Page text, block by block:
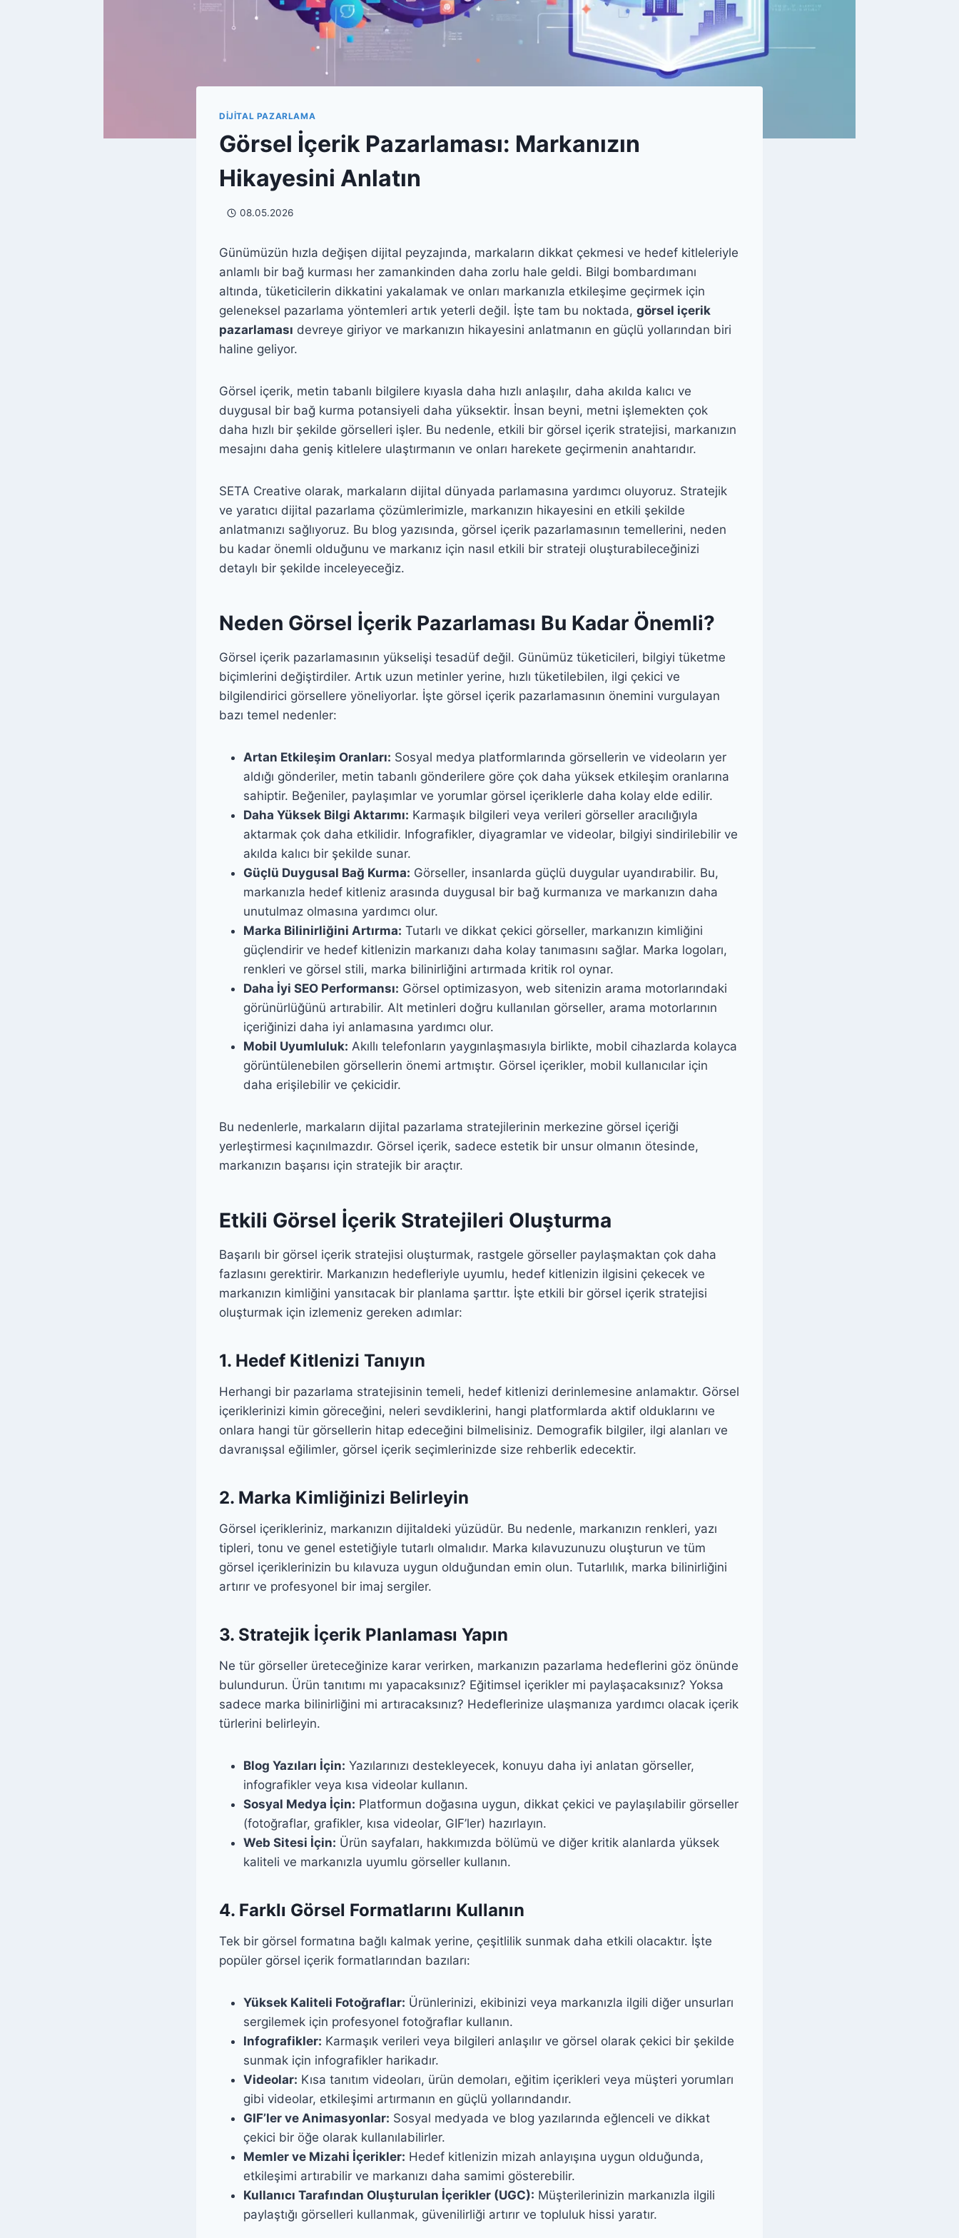
DIJITAL PAZARLAMA
Görsel İçerik Pazarlaması: Markanızın
Hikayesini Anlatın
08.05.2026
Günümüzün hızla değişen dijital peyzajında, markaların dikkat çekmesi ve hedef kitleleriyle
anlamlı bir bağ kurması her zamankinden daha zorlu hale geldi. Bilgi bombardımanı
altında, tüketicilerin dikkatini yakalamak ve onları markanızla etkileşime geçirmek için
geleneksel pazarlama yöntemleri artık yeterli değil. İşte tam bu noktada, görsel içerik
pazarlaması devreye giriyor ve markanızın hikayesini anlatmanın en güçlü yollarından biri
haline geliyor.
Görsel içerik, metin tabanlı bilgilere kıyasla daha hızlı anlaşılır, daha akılda kalıcı ve
duygusal bir bağ kurma potansiyeli daha yüksektir. İnsan beyni, metni işlemekten çok
daha hızlı bir şekilde görselleri işler. Bu nedenle, etkili bir görsel içerik stratejisi, markanızın
mesajını daha geniş kitlelere ulaştırmanın ve onları harekete geçirmenin anahtarıdır.
SETA Creative olarak, markaların dijital dünyada parlamasına yardımcı oluyoruz. Stratejik
ve yaratıcı dijital pazarlama çözümlerimizle, markanızın hikayesini en etkili şekilde
anlatmanızı sağlıyoruz. Bu blog yazısında, görsel içerik pazarlamasının temellerini, neden
bu kadar önemli olduğunu ve markanız için nasıl etkili bir strateji oluşturabileceğinizi
detaylı bir şekilde inceleyeceğiz.
Neden Görsel İçerik Pazarlaması Bu Kadar Önemli?
Görsel içerik pazarlamasının yükselişi tesadüf değil. Günümüz tüketicileri, bilgiyi tüketme
biçimlerini değiştirdiler. Artık uzun metinler yerine, hızlı tüketilebilen, ilgi çekici ve
bilgilendirici görsellere yöneliyorlar. İşte görsel içerik pazarlamasının önemini vurgulayan
bazı temel nedenler:
Artan Etkileşim Oranları: Sosyal medya platformlarında görsellerin ve videoların yer
aldığı gönderiler, metin tabanlı gönderilere göre çok daha yüksek etkileşim oranlarına
sahiptir. Beğeniler, paylaşımlar ve yorumlar görsel içeriklerle daha kolay elde edilir.
Daha Yüksek Bilgi Aktarımı: Karmaşık bilgileri veya verileri görseller aracılığıyla
aktarmak çok daha etkilidir. Infografikler, diyagramlar ve videolar, bilgiyi sindirilebilir ve
akılda kalıcı bir şekilde sunar.
Güçlü Duygusal Bağ Kurma: Görseller, insanlarda güçlü duygular uyandırabilir. Bu,
markanızla hedef kitleniz arasında duygusal bir bağ kurmanıza ve markanızın daha
unutulmaz olmasına yardımcı olur.
Marka Bilinirliğini Artırma: Tutarlı ve dikkat çekici görseller, markanızın kimliğini
güçlendirir ve hedef kitlenizin markanızı daha kolay tanımasını sağlar. Marka logoları,
renkleri ve görsel stili, marka bilinirliğini artırmada kritik rol oynar.
Daha İyi SEO Performansı: Görsel optimizasyon, web sitenizin arama motorlarındaki
görünürlüğünü artırabilir. Alt metinleri doğru kullanılan görseller, arama motorlarının
içeriğinizi daha iyi anlamasına yardımcı olur.
Mobil Uyumluluk: Akıllı telefonların yaygınlaşmasıyla birlikte, mobil cihazlarda kolayca
görüntülenebilen görsellerin önemi artmıştır. Görsel içerikler, mobil kullanıcılar için
daha erişilebilir ve çekicidir.
Bu nedenlerle, markaların dijital pazarlama stratejilerinin merkezine görsel içeriği
yerleştirmesi kaçınılmazdır. Görsel içerik, sadece estetik bir unsur olmanın ötesinde,
markanızın başarısı için stratejik bir araçtır.
Etkili Görsel İçerik Stratejileri Oluşturma
Başarılı bir görsel içerik stratejisi oluşturmak, rastgele görseller paylaşmaktan çok daha
fazlasını gerektirir. Markanızın hedefleriyle uyumlu, hedef kitlenizin ilgisini çekecek ve
markanızın kimliğini yansıtacak bir planlama şarttır. İşte etkili bir görsel içerik stratejisi
oluşturmak için izlemeniz gereken adımlar:
1. Hedef Kitlenizi Tanıyın
Herhangi bir pazarlama stratejisinin temeli, hedef kitlenizi derinlemesine anlamaktır. Görsel
içeriklerinizi kimin göreceğini, neleri sevdiklerini, hangi platformlarda aktif olduklarını ve
onlara hangi tür görsellerin hitap edeceğini bilmelisiniz. Demografik bilgiler, ilgi alanları ve
davranışsal eğilimler, görsel içerik seçimlerinizde size rehberlik edecektir.
2. Marka Kimliğinizi Belirleyin
Görsel içerikleriniz, markanızın dijitaldeki yüzüdür. Bu nedenle, markanızın renkleri, yazı
tipleri, tonu ve genel estetiğiyle tutarlı olmalıdır. Marka kılavuzunuzu oluşturun ve tüm
görsel içeriklerinizin bu kılavuza uygun olduğundan emin olun. Tutarlılık, marka bilinirliğini
artırır ve profesyonel bir imaj sergiler.
3. Stratejik İçerik Planlaması Yapın
Ne tür görseller üreteceğinize karar verirken, markanızın pazarlama hedeflerini göz önünde
bulundurun. Ürün tanıtımı mı yapacaksınız? Eğitimsel içerikler mi paylaşacaksınız? Yoksa
sadece marka bilinirliğini mi artıracaksınız? Hedeflerinize ulaşmanıza yardımcı olacak içerik
türlerini belirleyin.
Blog Yazıları İçin: Yazılarınızı destekleyecek, konuyu daha iyi anlatan görseller,
infografikler veya kısa videolar kullanın.
Sosyal Medya İçin: Platformun doğasına uygun, dikkat çekici ve paylaşılabilir görseller
(fotoğraflar, grafikler, kısa videolar, GIF’ler) hazırlayın.
Web Sitesi İçin: Ürün sayfaları, hakkımızda bölümü ve diğer kritik alanlarda yüksek
kaliteli ve markanızla uyumlu görseller kullanın.
4. Farklı Görsel Formatlarını Kullanın
Tek bir görsel formatına bağlı kalmak yerine, çeşitlilik sunmak daha etkili olacaktır. İşte
popüler görsel içerik formatlarından bazıları:
Yüksek Kaliteli Fotoğraflar: Ürünlerinizi, ekibinizi veya markanızla ilgili diğer unsurları
sergilemek için profesyonel fotoğraflar kullanın.
Infografikler: Karmaşık verileri veya bilgileri anlaşılır ve görsel olarak çekici bir şekilde
sunmak için infografikler harikadır.
Videolar: Kısa tanıtım videoları, ürün demoları, eğitim içerikleri veya müşteri yorumları
gibi videolar, etkileşimi artırmanın en güçlü yollarındandır.
GIF’ler ve Animasyonlar: Sosyal medyada ve blog yazılarında eğlenceli ve dikkat
çekici bir öğe olarak kullanılabilirler.
Memler ve Mizahi İçerikler: Hedef kitlenizin mizah anlayışına uygun olduğunda,
etkileşimi artırabilir ve markanızı daha samimi gösterebilir.
Kullanıcı Tarafından Oluşturulan İçerikler (UGC): Müşterilerinizin markanızla ilgili
paylaştığı görselleri kullanmak, güvenilirliği artırır ve topluluk hissi yaratır.